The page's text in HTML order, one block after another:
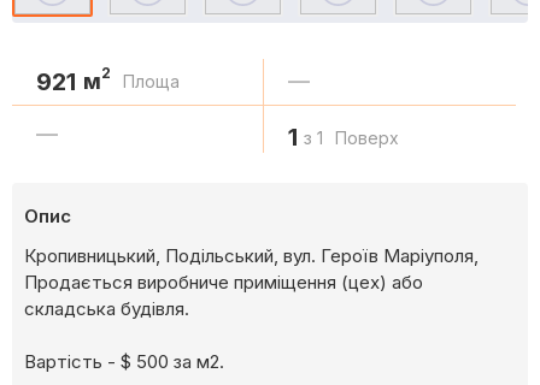
921 м2 Площа —
— 1 з 1 Поверх
Опис
Кропивницький, Подільський, вул. Героїв Маріуполя,
Продається виробниче приміщення (цех) або
складська будівля.
Вартість - $ 500 за м2.